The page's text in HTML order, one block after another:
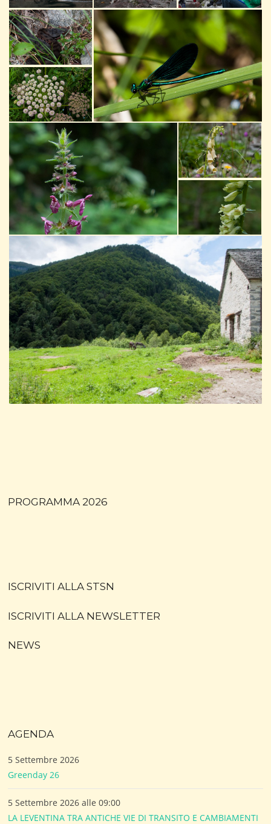
PROGRAMMA 2026
ISCRIVITI ALLA STSN
ISCRIVITI ALLA NEWSLETTER
NEWS
AGENDA
5 Settembre 2026
Greenday 26
5 Settembre 2026 alle 09:00
LA LEVENTINA TRA ANTICHE VIE DI TRANSITO E CAMBIAMENTI